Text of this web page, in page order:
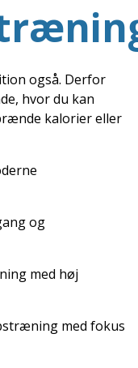
også. Derfor
hvor du kan
kalorier eller
og
med høj
med fokus